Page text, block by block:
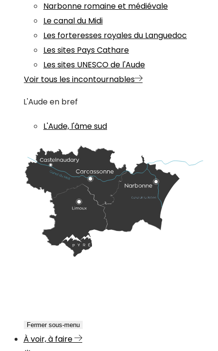
Narbonne romaine et médiévale
Le canal du Midi
Les forteresses royales du Languedoc
Les sites Pays Cathare
Les sites UNESCO de l'Aude
Voir tous les incontournables
L'Aude en bref
L'Aude, l'âme sud
Fermer sous-menu
À voir, à faire